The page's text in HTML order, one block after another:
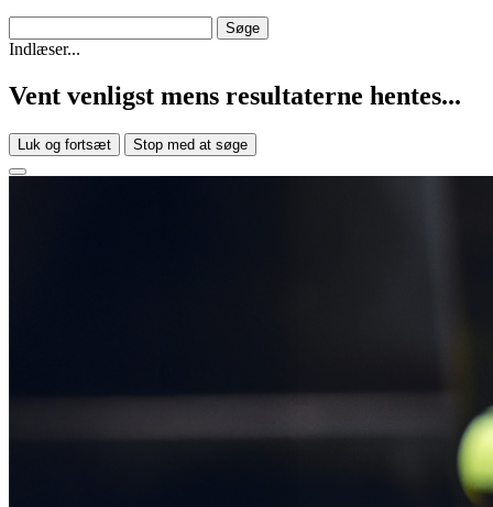
Indlæser...
Vent venligst mens resultaterne hentes...
Luk og fortsæt Stop med at søge